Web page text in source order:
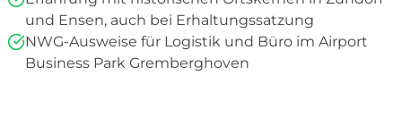
und Ensen, auch bei Erhaltungssatzung
NWG-Ausweise für Logistik und Büro im Airport
Business Park Gremberghoven